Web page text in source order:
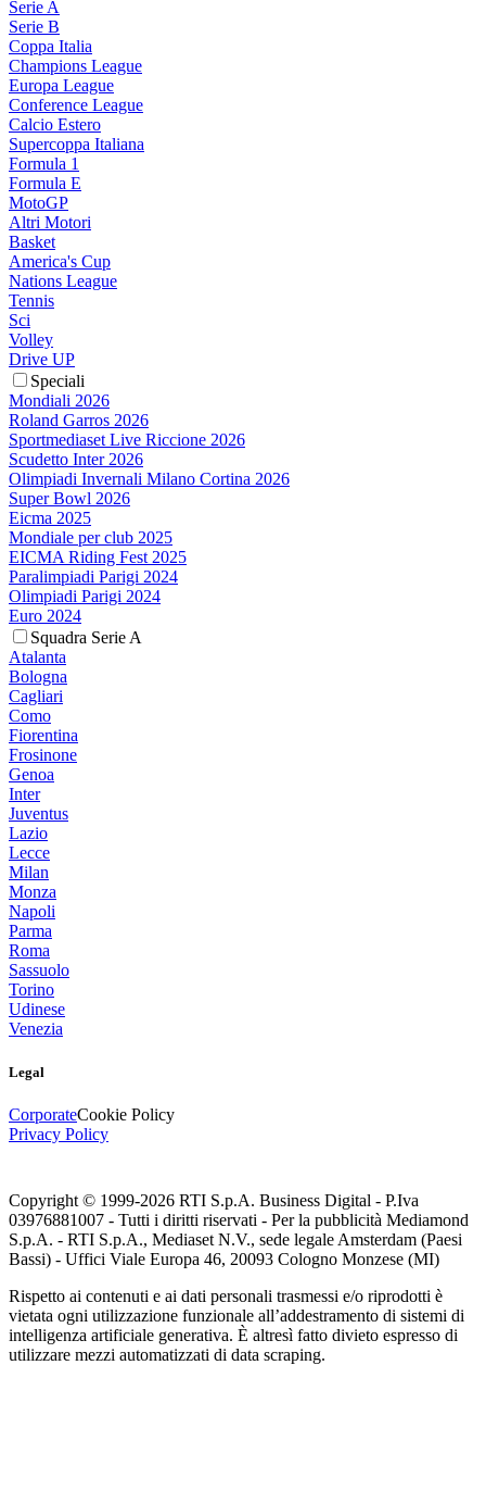
Serie A
Serie B
Coppa Italia
Champions League
Europa League
Conference League
Calcio Estero
Supercoppa Italiana
Formula 1
Formula E
MotoGP
Altri Motori
Basket
America's Cup
Nations League
Tennis
Sci
Volley
Drive UP
Speciali
Mondiali 2026
Roland Garros 2026
Sportmediaset Live Riccione 2026
Scudetto Inter 2026
Olimpiadi Invernali Milano Cortina 2026
Super Bowl 2026
Eicma 2025
Mondiale per club 2025
EICMA Riding Fest 2025
Paralimpiadi Parigi 2024
Olimpiadi Parigi 2024
Euro 2024
Squadra Serie A
Atalanta
Bologna
Cagliari
Como
Fiorentina
Frosinone
Genoa
Inter
Juventus
Lazio
Lecce
Milan
Monza
Napoli
Parma
Roma
Sassuolo
Torino
Udinese
Venezia
Legal
CorporateCookie Policy
Privacy Policy
Copyright © 1999-2026 RTI S.p.A. Business Digital - P.Iva
03976881007 - Tutti i diritti riservati - Per la pubblicità Mediamond
S.p.A. - RTI S.p.A., Mediaset N.V., sede legale Amsterdam (Paesi
Bassi) - Uffici Viale Europa 46, 20093 Cologno Monzese (MI)
Rispetto ai contenuti e ai dati personali trasmessi e/o riprodotti è
vietata ogni utilizzazione funzionale all’addestramento di sistemi di
intelligenza artificiale generativa. È altresì fatto divieto espresso di
utilizzare mezzi automatizzati di data scraping.